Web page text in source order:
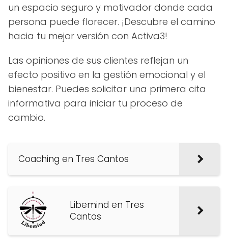
un espacio seguro y motivador donde cada
persona puede florecer. ¡Descubre el camino
hacia tu mejor versión con Activa3!
Las opiniones de sus clientes reflejan un
efecto positivo en la gestión emocional y el
bienestar. Puedes solicitar una primera cita
informativa para iniciar tu proceso de
cambio.
Coaching en Tres Cantos
Libemind en Tres
Cantos